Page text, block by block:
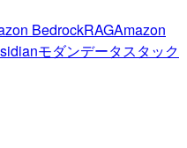
BedrockRAGAmazon
モダンデータスタック